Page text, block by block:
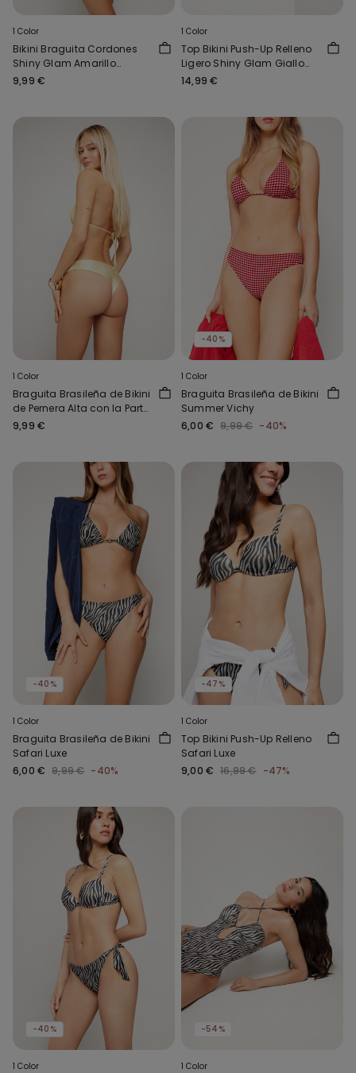
1 Color
Bikini Braguita Cordones
Shiny Glam Amarillo
mantequilla
9,99 €
1 Color
Top Bikini Push-Up Relleno
Ligero Shiny Glam Giallo
Burro
14,99 €
1 Color
Braguita Brasileña de Bikini
de Pernera Alta con la Parte
Delantera Más Baja Shiny
9,99 €
-40%
1 Color
Braguita Brasileña de Bikini
Summer Vichy
6,00 € 9,99 € -40%
-40%
1 Color
Braguita Brasileña de Bikini
Safari Luxe
6,00 € 9,99 € -40%
-47%
1 Color
Top Bikini Push-Up Relleno
Safari Luxe
9,00 € 16,99 € -47%
-40%
1 Color
-54%
1 Color